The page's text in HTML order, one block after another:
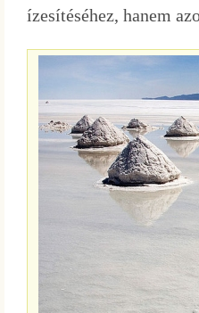
ízesítéséhez, hanem